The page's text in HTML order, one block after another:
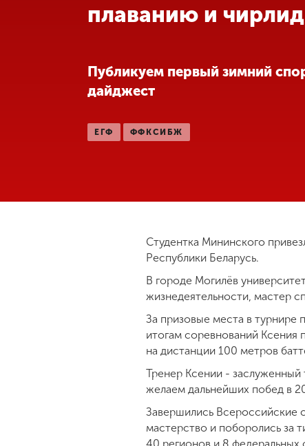
Международная
деятельность
Другие виды
деятельности
плаванию и
Публикуем первый зимний
дайджест
ЕГФ ФФКСИБЖ
Студентка Мининского
Республики Беларусь.
В городе Могилëв
жизнедеятельности, мастер
За призовые места в турнире
итогам соревнований Ксения
на дистанции 100 метров
Тренер Ксении -
желаем дальнейших побед в
Завершились Всероссийские
мастерство и поборолись за